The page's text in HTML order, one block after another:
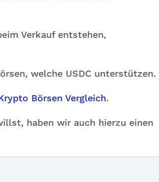
Verkauf entstehen,
welche USDC unterstützen.
Börsen Vergleich.
haben wir auch hierzu einen